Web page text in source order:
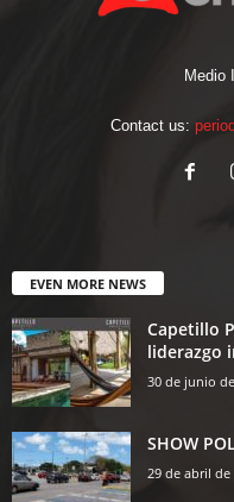
Medio
Contact us:
EVEN MORE NEWS
Capetillo
liderazgo
30 de junio
SHOW
29 de abril de